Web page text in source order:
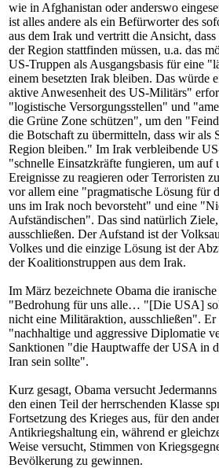
wie in Afghanistan oder anderswo
ist alles andere als ein Befürworter des
aus dem Irak und vertritt die Ansicht,
der Region stattfinden müssen, u.a. das
US-Truppen als Ausgangsbasis für eine
einem besetzten Irak bleiben. Das würde
aktive Anwesenheit des US-Militärs"
"logistische Versorgungsstellen" und
die Grüne Zone schützen", um den
die Botschaft zu übermitteln, dass wir als
Region bleiben." Im Irak verbleibende
"schnelle Einsatzkräfte fungieren, um auf
Ereignisse zu reagieren oder Terroristen
vor allem eine "pragmatische Lösung für
uns im Irak noch bevorsteht" und eine
Aufständischen". Das sind natürlich
ausschließen. Der Aufstand ist der
Volkes und die einzige Lösung ist der
der Koalitionstruppen aus dem Irak.
Im März bezeichnete Obama die
"Bedrohung für uns alle… "[Die USA]
nicht eine Militäraktion, ausschließen". Er
"nachhaltige und aggressive Diplomatie
Sanktionen "die Hauptwaffe der USA in
Iran sein sollte".
Kurz gesagt, Obama versucht
den einen Teil der herrschenden Klasse
Fortsetzung des Krieges aus, für den
Antikriegshaltung ein, während er
Weise versucht, Stimmen von
Bevölkerung zu gewinnen.